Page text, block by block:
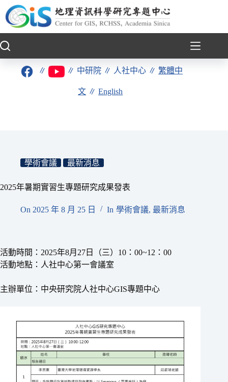
至
要
∥ ∥ 中研院 ∥ 人社中心 ∥繁體中
文 ∥English
學術會議 最新消息
2025年暑期實習生專題研究成果發表
On 2025 年 8 月 25 日 In 學術會議, 最新消息
活動時間：2025年8月27日（三）10：00~12：00
活動地點：人社中心第一會議室
主辦單位：中央研究院人社中心GIS專題中心